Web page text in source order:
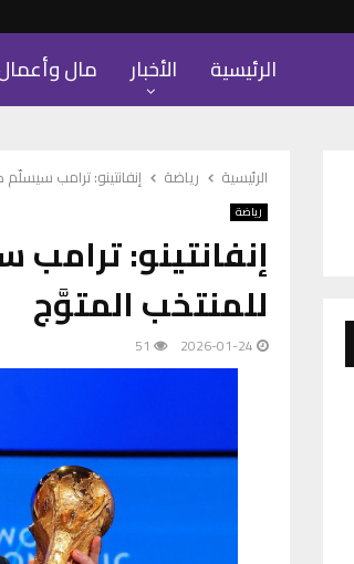
الرئيسية الأخبار مال
الرئيسية رياضة إنفانتينو: ترامب سيسلّم كأس
رياضة
للمنتخب المتوَّج
2026-01-24
51